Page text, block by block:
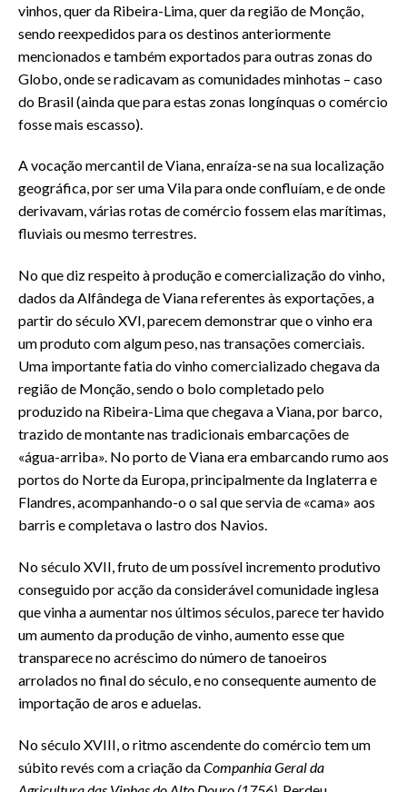
vinhos, quer da Ribeira-Lima, quer da região de Monção,
sendo reexpedidos para os destinos anteriormente
mencionados e também exportados para outras zonas do
Globo, onde se radicavam as comunidades minhotas – caso
do Brasil (ainda que para estas zonas longínquas o comércio
fosse mais escasso).
A vocação mercantil de Viana, enraíza-se na sua localização
geográfica, por ser uma Vila para onde confluíam, e de onde
derivavam, várias rotas de comércio fossem elas marítimas,
fluviais ou mesmo terrestres.
No que diz respeito à produção e comercialização do vinho,
dados da Alfândega de Viana referentes às exportações, a
partir do século XVI, parecem demonstrar que o vinho era
um produto com algum peso, nas transações comerciais.
Uma importante fatia do vinho comercializado chegava da
região de Monção, sendo o bolo completado pelo
produzido na Ribeira-Lima que chegava a Viana, por barco,
trazido de montante nas tradicionais embarcações de
«água-arriba». No porto de Viana era embarcando rumo aos
portos do Norte da Europa, principalmente da Inglaterra e
Flandres, acompanhando-o o sal que servia de «cama» aos
barris e completava o lastro dos Navios.
No século XVII, fruto de um possível incremento produtivo
conseguido por acção da considerável comunidade inglesa
que vinha a aumentar nos últimos séculos, parece ter havido
um aumento da produção de vinho, aumento esse que
transparece no acréscimo do número de tanoeiros
arrolados no final do século, e no consequente aumento de
importação de aros e aduelas.
No século XVIII, o ritmo ascendente do comércio tem um
súbito revés com a criação daCompanhia Geral da